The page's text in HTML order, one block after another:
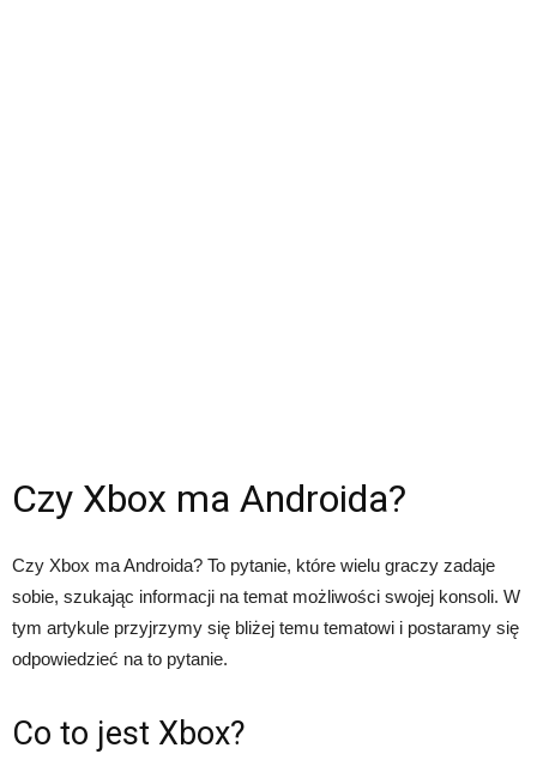
Czy Xbox ma Androida?
Czy Xbox ma Androida? To pytanie, które wielu graczy zadaje
sobie, szukając informacji na temat możliwości swojej konsoli. W
tym artykule przyjrzymy się bliżej temu tematowi i postaramy się
odpowiedzieć na to pytanie.
Co to jest Xbox?